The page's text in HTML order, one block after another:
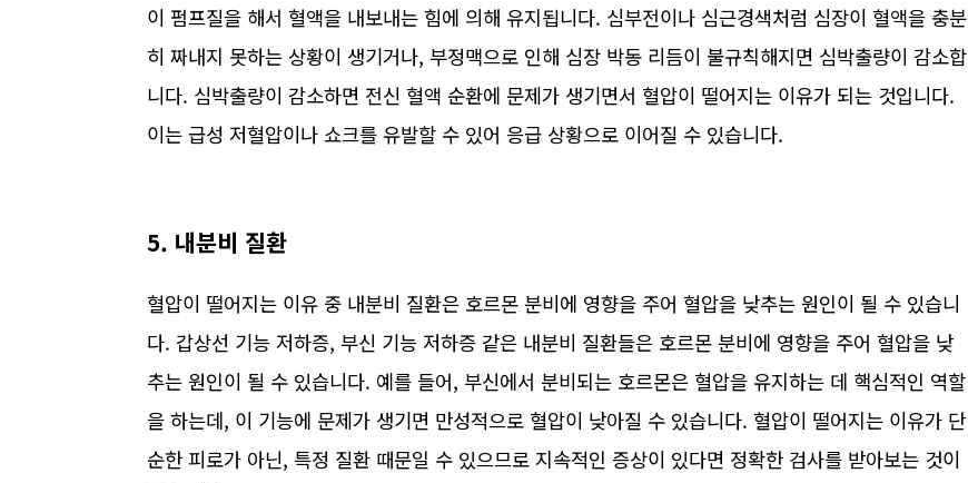
이 펌프질을 해서 혈액을 내보내는 힘에 의해 유지됩니다. 심부전이나 심근경색처럼 심장이 혈액을 충분
히 짜내지 못하는 상황이 생기거나, 부정맥으로 인해 심장 박동 리듬이 불규칙해지면 심박출량이 감소합
니다. 심박출량이 감소하면 전신 혈액 순환에 문제가 생기면서 혈압이 떨어지는 이유가 되는 것입니다.
이는 급성 저혈압이나 쇼크를 유발할 수 있어 응급 상황으로 이어질 수 있습니다.
5. 내분비 질환
혈압이 떨어지는 이유 중 내분비 질환은 호르몬 분비에 영향을 주어 혈압을 낮추는 원인이 될 수 있습니
다. 갑상선 기능 저하증, 부신 기능 저하증 같은 내분비 질환들은 호르몬 분비에 영향을 주어 혈압을 낮
추는 원인이 될 수 있습니다. 예를 들어, 부신에서 분비되는 호르몬은 혈압을 유지하는 데 핵심적인 역할
을 하는데, 이 기능에 문제가 생기면 만성적으로 혈압이 낮아질 수 있습니다. 혈압이 떨어지는 이유가 단
순한 피로가 아닌, 특정 질환 때문일 수 있으므로 지속적인 증상이 있다면 정확한 검사를 받아보는 것이